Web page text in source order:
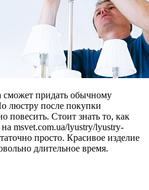
сможет придать обычному
после покупки
повесить. Стоит знать то, как
msvet.com.ua/lyustry/lyustry-
просто. Красивое изделие
длительное время.